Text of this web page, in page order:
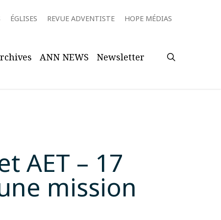
ÉGLISES REVUE ADVENTISTE HOPE MÉDIAS
ANN NEWS Newsletter
AET – 17
mission